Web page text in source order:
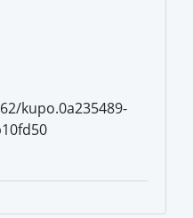
kupo.0a235489-